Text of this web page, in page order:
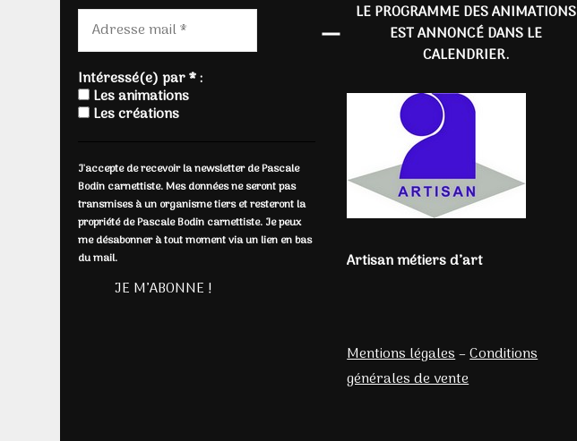
Intéressé(e) par * :
Les animations
Les créations
J'accepte de recevoir la newsletter de Pascale
Bodin carnettiste. Mes données ne seront pas
transmises à un organisme tiers et resteront la
propriété de Pascale Bodin carnettiste. Je peux
me désabonner à tout moment via un lien en bas
du mail.
LE PROGRAMME DES ANIMATIONS
EST ANNONCÉ DANS LE
CALENDRIER.
Artisan métiers d’art
Mentions légales–Conditions
générales de vente